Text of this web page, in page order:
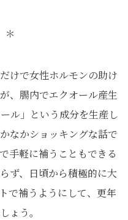
けで女性ホルモンの助け
、腸内でエクオール産生
ル」という成分を生産し
なかショッキングな話で
手軽に補うこともできる
ず、日頃から積極的に大
で補うようにして、更年
ょう。